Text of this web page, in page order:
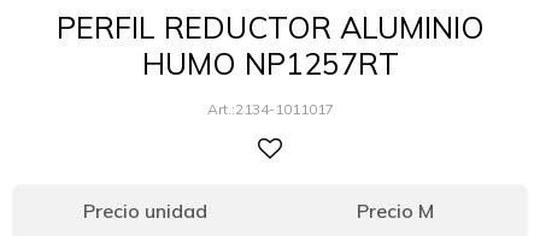
PERFIL REDUCTOR ALUMINIO
HUMO NP1257RT
2134-1011017